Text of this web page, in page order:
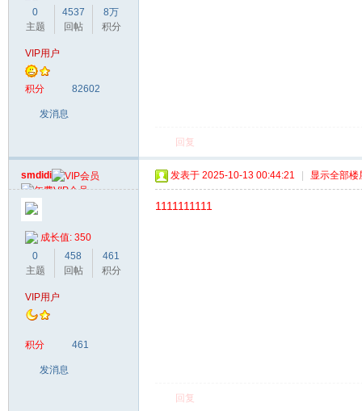
0
主题
4537
回帖
8万
积分
VIP用户
积分 82602
发消息
回复
smdidi
成长值: 350
0
主题
458
回帖
461
积分
VIP用户
积分 461
发消息
发表于 2025-10-13 00:44:21 显示全部楼
1111111111
回复